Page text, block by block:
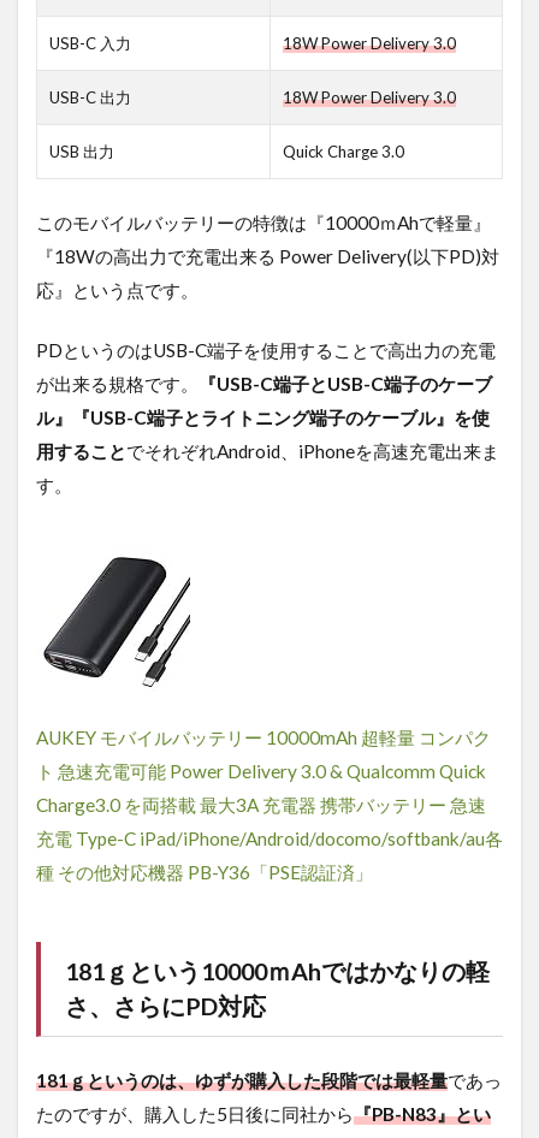
USB-C 入力 18W Power Delivery 3.0
USB-C 出力 18W Power Delivery 3.0
USB 出力 Quick Charge 3.0
このモバイルバッテリーの特徴は『10000ｍAhで軽量』
『18Wの高出力で充電出来る Power Delivery(以下PD)対
応』という点です。
PDというのはUSB-C端子を使用することで高出力の充電
が出来る規格です。
『USB-C端子とUSB-C端子のケーブ
ル』『USB-C端子とライトニング端子のケーブル』を使
用することでそれぞれAndroid、iPhoneを高速充電出来ま
す。
AUKEY モバイルバッテリー 10000mAh 超軽量 コンパク
ト 急速充電可能 Power Delivery 3.0 & Qualcomm Quick
Charge3.0 を両搭載 最大3A 充電器 携帯バッテリー 急速
充電 Type-C iPad/iPhone/Android/docomo/softbank/au各
種 その他対応機器 PB-Y36「PSE認証済」
181ｇという10000ｍAhではかなりの軽
さ、さらにPD対応
181ｇというのは、ゆずが購入した段階では最軽量であっ
たのですが、購入した5日後に同社から『PB-N83』とい